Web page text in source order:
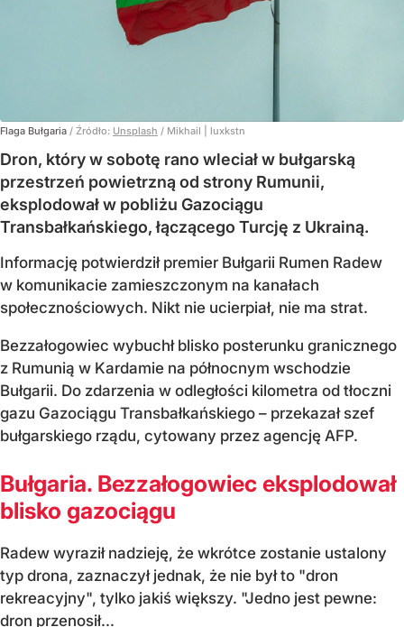
Flaga Bułgaria / Źródło: Unsplash / Mikhail | luxkstn
Dron, który w sobotę rano wleciał w bułgarską
przestrzeń powietrzną od strony Rumunii,
eksplodował w pobliżu Gazociągu
Transbałkańskiego, łączącego Turcję z Ukrainą.
Informację potwierdził premier Bułgarii Rumen Radew
w komunikacie zamieszczonym na kanałach
społecznościowych. Nikt nie ucierpiał, nie ma strat.
Bezzałogowiec wybuchł blisko posterunku granicznego
z Rumunią w Kardamie na północnym wschodzie
Bułgarii. Do zdarzenia w odległości kilometra od tłoczni
gazu Gazociągu Transbałkańskiego – przekazał szef
bułgarskiego rządu, cytowany przez agencję AFP.
Bułgaria. Bezzałogowiec eksplodował
blisko gazociągu
Radew wyraził nadzieję, że wkrótce zostanie ustalony
typ drona, zaznaczył jednak, że nie był to "dron
rekreacyjny", tylko jakiś większy. "Jedno jest pewne:
dron przenosił...